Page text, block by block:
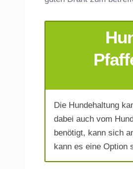
E-Mail-
Die Hundehaltung
dabei auch vom
benötigt, kann sich
kann es eine Option